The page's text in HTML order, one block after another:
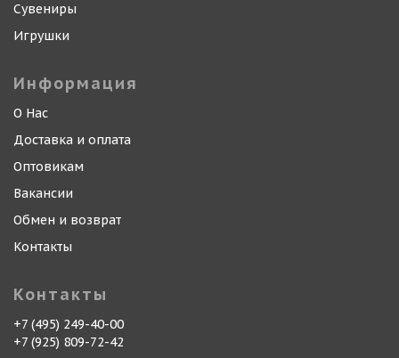
Сувениры
Игрушки
Информация
О Нас
Доставка и оплата
Оптовикам
Вакансии
Обмен и возврат
Контакты
Контакты
+7 (495) 249-40-00
+7 (925) 809-72-42